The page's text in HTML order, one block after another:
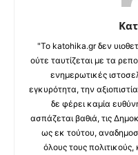
"Το katohika.gr δεν
ούτε ταυτίζεται με τα
ενημερωτικές
εγκυρότητα, την
δε φέρει καμία
ασπάζεται βαθιά, τις
ως εκ τούτου,
όλους τους